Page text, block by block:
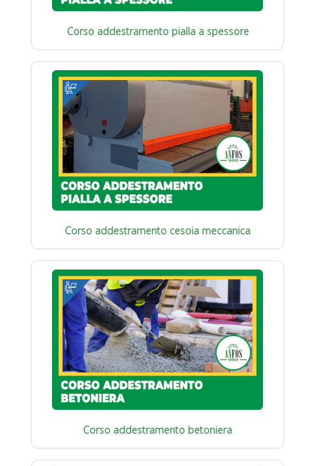
Corso addestramento pialla a spessore
Corso addestramento cesoia meccanica
Corso addestramento betoniera